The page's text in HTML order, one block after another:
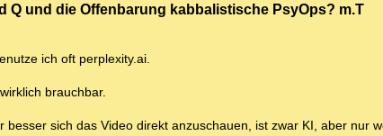
Q und die Offenbarung kabbalistische PsyOps? m.T
ich oft perplexity.ai.
brauchbar.
sich das Video direkt anzuschauen, ist zwar KI, aber nur